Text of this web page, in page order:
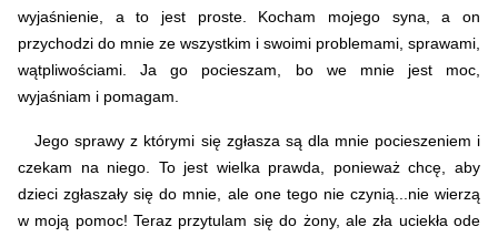
wyjaśnienie, a to jest proste. Kocham mojego syna, a on
przychodzi do mnie ze wszystkim i swoimi problemami, sprawami,
wątpliwościami. Ja go pocieszam, bo we mnie jest moc,
wyjaśniam i pomagam.
Jego sprawy z którymi się zgłasza są dla mnie pocieszeniem i
czekam na niego. To jest wielka prawda, ponieważ chcę, aby
dzieci zgłaszały się do mnie, ale one tego nie czynią...nie wierzą
w moją pomoc! Teraz przytulam się do żony, ale zła uciekła ode